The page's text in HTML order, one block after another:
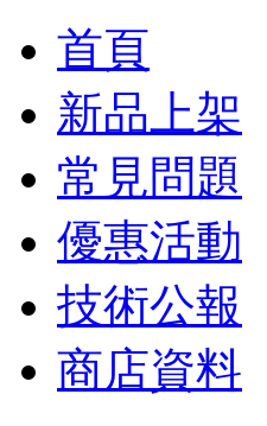
首頁
新品上架
常見問題
優惠活動
技術公報
商店資料